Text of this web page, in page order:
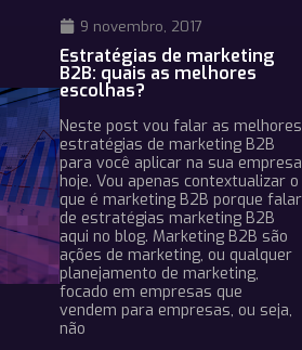
9 novembro, 2017
Estratégias de marketing
B2B: quais as melhores
escolhas?
Neste post vou falar as melhores
estratégias de marketing B2B
para você aplicar na sua empresa
hoje. Vou apenas contextualizar o
que é marketing B2B porque falar
de estratégias marketing B2B
aqui no blog. Marketing B2B são
ações de marketing, ou qualquer
planejamento de marketing,
focado em empresas que
vendem para empresas, ou seja,
não